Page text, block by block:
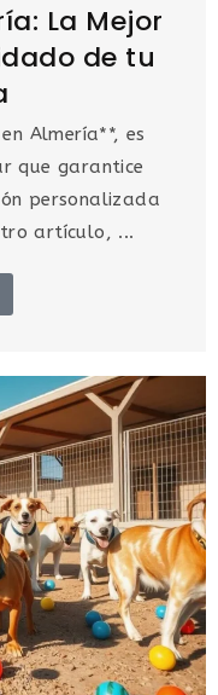
La Mejor
de tu
Almería**, es
que garantice
personalizada
artículo, ...